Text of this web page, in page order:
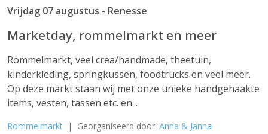
Vrijdag 07 augustus - Renesse
Marketday, rommelmarkt en meer
Rommelmarkt, veel crea/handmade, theetuin,
kinderkleding, springkussen, foodtrucks en veel meer.
Op deze markt staan wij met onze unieke handgehaakte
items, vesten, tassen etc. en...
Rommelmarkt | Georganiseerd door: Anna & Janna